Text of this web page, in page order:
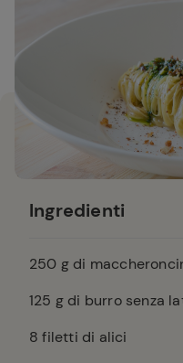
Ingredienti
250 g di
125 g di burro senza
8 filetti di alici